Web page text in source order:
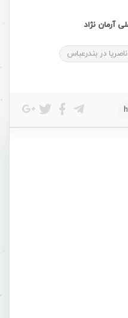
آرمان نژاد
در بندرعباس